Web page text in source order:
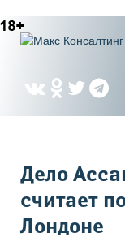
Вы
Дело
считает
Лондоне